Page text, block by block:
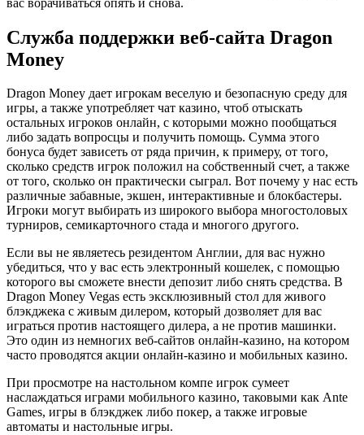
Служба поддержки веб-сайта Dragon
Money
Dragon Money дает игрокам веселую и безопасную среду для
игры, а также употребляет чат казино, чтоб отыскать
остальных игроков онлайн, с которыми можно пообщаться
либо задать вопросцы и получить помощь. Сумма этого
бонуса будет зависеть от ряда причин, к примеру, от того,
сколько средств игрок положил на собственный счет, а также
от того, сколько он практически сыграл. Вот почему у нас есть
различные забавные, экшен, интерактивные и блокбастеры.
Игроки могут выбирать из широкого выбора многостоловых
турниров, семикарточного стада и многого другого.
Если вы не являетесь резидентом Англии, для вас нужно
убедиться, что у вас есть электронный кошелек, с помощью
которого вы сможете внести депозит либо снять средства. В
Dragon Money Vegas есть эксклюзивный стол для живого
блэкджека с живым дилером, который дозволяет для вас
играться против настоящего дилера, а не против машинки.
Это один из немногих веб-сайтов онлайн-казино, на котором
часто проводятся акции онлайн-казино и мобильных казино.
При просмотре на настольном компе игрок сумеет
наслаждаться играми мобильного казино, таковыми как Ante
Games, игры в блэкджек либо покер, а также игровые
автоматы и настольные игры.